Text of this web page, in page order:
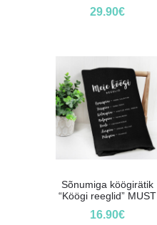
29.90€
Sõnumiga köögirätik
“Köögi reeglid” MUST
16.90€